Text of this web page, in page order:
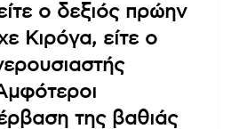
ο δεξιός πρώην
Κιρόγα, είτε ο
της βαθιάς